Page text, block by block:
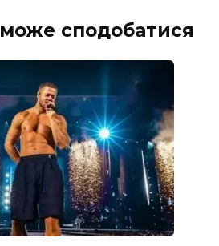
сподобатися